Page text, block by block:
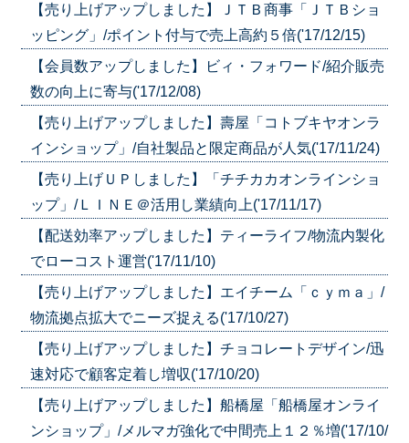
【売り上げアップしました】ＪＴＢ商事「ＪＴＢショ
ッピング」/ポイント付与で売上高約５倍('17/12/15)
【会員数アップしました】ビィ・フォワード/紹介販売
数の向上に寄与('17/12/08)
【売り上げアップしました】壽屋「コトブキヤオンラ
インショップ」/自社製品と限定商品が人気('17/11/24)
【売り上げＵＰしました】「チチカカオンラインショ
ップ」/ＬＩＮＥ＠活用し業績向上('17/11/17)
【配送効率アップしました】ティーライフ/物流内製化
でローコスト運営('17/11/10)
【売り上げアップしました】エイチーム「ｃｙｍａ」/
物流拠点拡大でニーズ捉える('17/10/27)
【売り上げアップしました】チョコレートデザイン/迅
速対応で顧客定着し増収('17/10/20)
【売り上げアップしました】船橋屋「船橋屋オンライ
ンショップ」/メルマガ強化で中間売上１２％増('17/10/